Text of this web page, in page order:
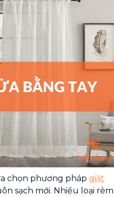
chọn phương pháp giặt
sạch mới. Nhiều loại rèm